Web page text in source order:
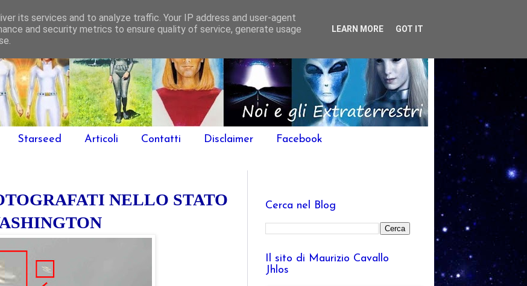
Starseed Articoli Contatti Disclaimer Facebook
NELLO STATO
Cerca nel Blog
Il sito di Maurizio Cavallo
Jhlos
its services and to analyze traffic. Your IP address and user-agent
and security metrics to ensure quality of service, generate usage
LEARN MORE GOT IT